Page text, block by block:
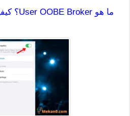
ما هو User OOBE Broker؟ كيفية تعطيله